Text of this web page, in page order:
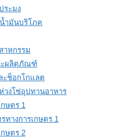
ระมง
ำมันบริโภค
าหกรรม
ะผลิตภัณฑ์
ะช็อกโกแลต
วงโซ่อุปทานอาหาร
ษตร 1
างการเกษตร 1
ษตร 2